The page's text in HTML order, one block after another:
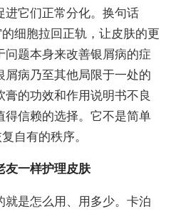
进它们正常分化。换句话
细胞拉回正轨，让皮肤的更
问题本身来改善银屑病的症
病乃至其他局限于一处的
的功效和作用说明书不良
得信赖的选择。它不是简单
自有的秩序。
友一样护理皮肤
是怎么用、用多少。卡泊